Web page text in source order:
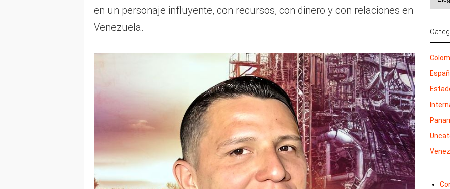
en un personaje influyente, con recursos, con dinero y con relaciones en
Venezuela.